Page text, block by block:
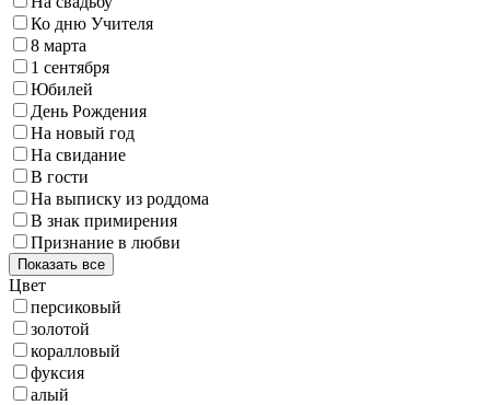
Ко дню Учителя
8 марта
1 сентября
Юбилей
День Рождения
На новый год
На свидание
В гости
На выписку из роддома
В знак примирения
Признание в любви
Показать все
Цвет
персиковый
золотой
коралловый
фуксия
алый